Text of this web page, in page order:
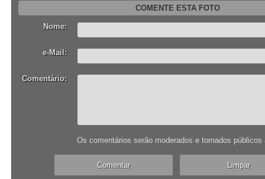
COMENTE ESTA FOTO
Nome:
e-Mail:
Comentário:
Os comentários serão moderados e tornados públicos